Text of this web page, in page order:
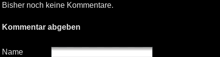
Bisher noch keine Kommentare.
Kommentar abgeben
Name